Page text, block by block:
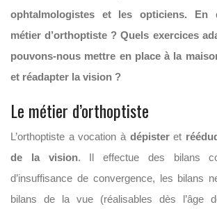
ophtalmologistes et les opticiens. En
métier d’orthoptiste ? Quels exercices
pouvons-nous mettre en place à la
et réadapter la vision ?
Le métier d’orthoptiste
L’orthoptiste a vocation à dépisteret
de la vision. Il effectue des bilans
d’insuffisance de convergence, les bilans
bilans de la vue (réalisables dès l’âge